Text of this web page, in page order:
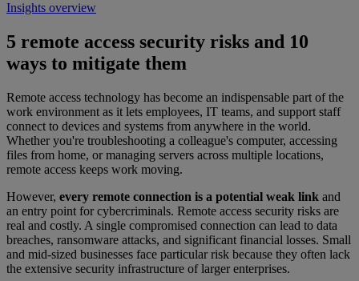
Insights overview
5 remote access security risks and 10
ways to mitigate them
Remote access technology has become an indispensable part of the
work environment as it lets employees, IT teams, and support staff
connect to devices and systems from anywhere in the world.
Whether you're troubleshooting a colleague's computer, accessing
files from home, or managing servers across multiple locations,
remote access keeps work moving.
However, every remote connection is a potential weak link and
an entry point for cybercriminals. Remote access security risks are
real and costly. A single compromised connection can lead to data
breaches, ransomware attacks, and significant financial losses. Small
and mid-sized businesses face particular risk because they often lack
the extensive security infrastructure of larger enterprises.